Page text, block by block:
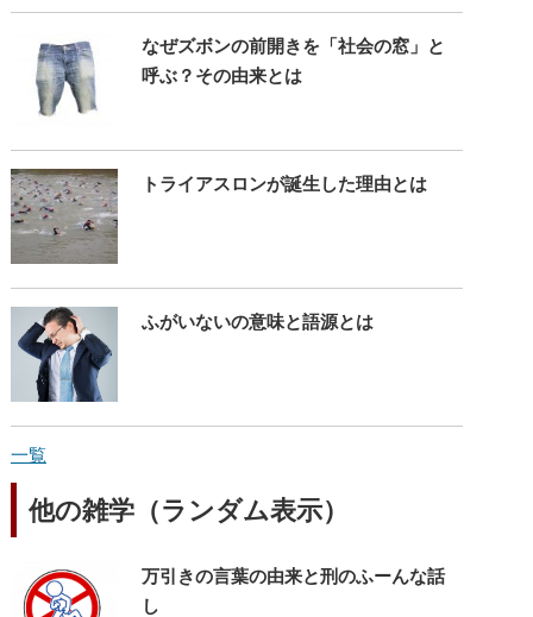
なぜズボンの前開きを「社会の窓」と
呼ぶ？その由来とは
トライアスロンが誕生した理由とは
ふがいないの意味と語源とは
一覧
他の雑学（ランダム表示）
万引きの言葉の由来と刑のふーんな話
し